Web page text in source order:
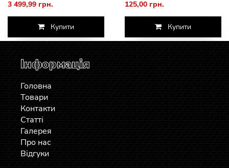
3 499,99 грн.
Купити
125,00 грн.
Купити
Інформація
Головна
Товари
Контакти
Статті
Галерея
Про нас
Відгуки